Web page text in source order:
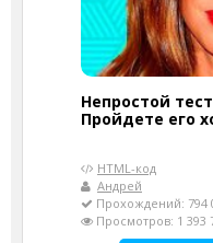
Непростой
Пройдете его
HTML-код
Андрей
Прохождений: 794
Просмотров: 1 393